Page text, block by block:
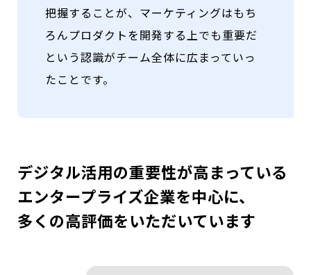
把握することが、マーケティングはもち
ろんプロダクトを開発する上でも重要だ
という認識がチーム全体に広まっていっ
たことです。
デジタル活用の重要性が高まっている
エンタープライズ企業を中心に、
多くの高評価をいただいています